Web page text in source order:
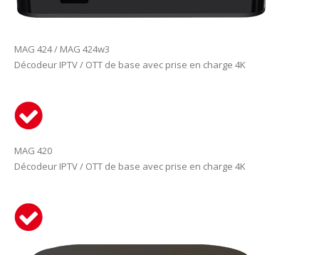
MAG 424 / MAG 424w3
Décodeur IPTV / OTT de base avec prise en charge 4K
MAG 420
Décodeur IPTV / OTT de base avec prise en charge 4K